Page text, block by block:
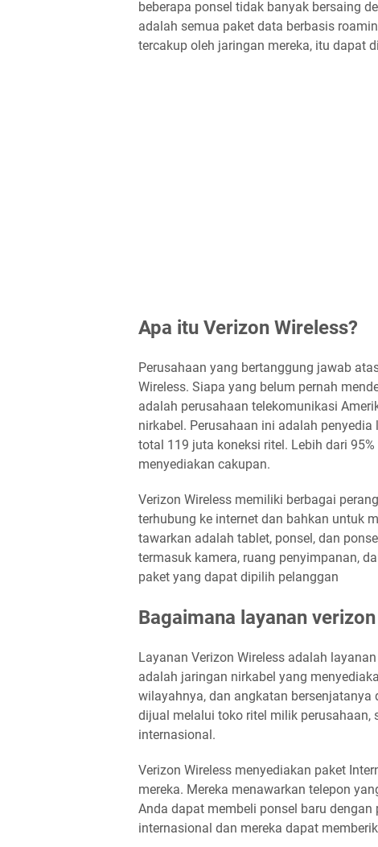
beberapa ponsel tidak banyak bersaing
adalah semua paket data berbasis
tercakup oleh jaringan mereka, itu dapat
Apa itu Verizon Wireless?
Perusahaan yang bertanggung jawab
Wireless. Siapa yang belum pernah
adalah perusahaan telekomunikasi
nirkabel. Perusahaan ini adalah
total 119 juta koneksi ritel. Lebih dari
menyediakan cakupan.
Verizon Wireless memiliki berbagai
terhubung ke internet dan bahkan untuk
tawarkan adalah tablet, ponsel, dan
termasuk kamera, ruang penyimpanan,
paket yang dapat dipilih pelanggan
Bagaimana layanan
Layanan Verizon Wireless adalah
adalah jaringan nirkabel yang
wilayahnya, dan angkatan bersenjatanya
dijual melalui toko ritel milik perusahaan,
internasional.
Verizon Wireless menyediakan paket
mereka. Mereka menawarkan telepon
Anda dapat membeli ponsel baru
internasional dan mereka dapat